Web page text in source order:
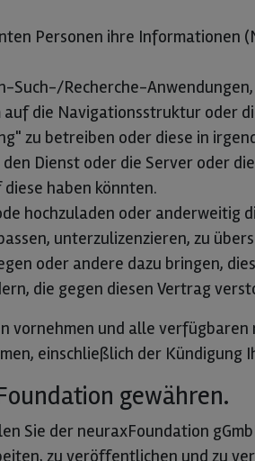
Personen ihre Informationen
Such-/Recherche-
auf die Navigationsstruktur oder
zu betreiben oder diese in
Dienst oder die Server oder
haben könnten.
hochzuladen oder anderweitig
unterzulizenzieren, zu
oder andere dazu bringen,
die gegen diesen Vertrag
vornehmen und alle
einschließlich der Kündigung
gewähren.
Sie der neuraxFoundation
zu veröffentlichen und zu